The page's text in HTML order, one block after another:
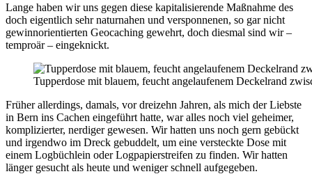
Lange haben wir uns gegen diese kapitalisierende Maßnahme des
doch eigentlich sehr naturnahen und versponnenen, so gar nicht
gewinnorientierten Geocaching gewehrt, doch diesmal sind wir –
temproär – eingeknickt.
Tupperdose mit blauem, feucht angelaufenem Deckelrand
Früher allerdings, damals, vor dreizehn Jahren, als mich der Liebste
in Bern ins Cachen eingeführt hatte, war alles noch viel geheimer,
komplizierter, nerdiger gewesen. Wir hatten uns noch gern gebückt
und irgendwo im Dreck gebuddelt, um eine versteckte Dose mit
einem Logbüchlein oder Logpapierstreifen zu finden. Wir hatten
länger gesucht als heute und weniger schnell aufgegeben.